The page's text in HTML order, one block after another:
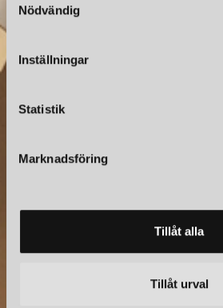
m
Nödvändig
Inställningar
Statistik
Marknadsföring
Tillåt alla
Tillåt urval